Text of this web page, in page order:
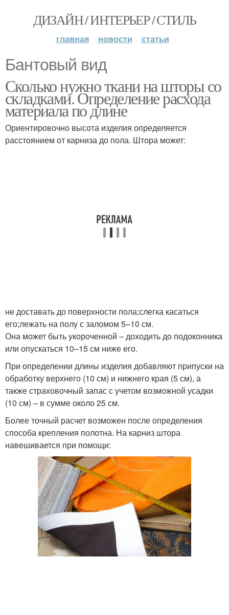
ДИЗАЙН / ИНТЕРЬЕР / СТИЛЬ
главная новости статьи
Бантовый вид
Сколько нужно ткани на шторы со
складками. Определение расхода
материала по длине
Ориентировочно высота изделия определяется
расстоянием от карниза до пола. Штора может:
не доставать до поверхности пола;слегка касаться
его;лежать на полу с заломом 5–10 см.
Она может быть укороченной – доходить до подоконника
или опускаться 10–15 см ниже его.
При определении длины изделия добавляют припуски на
обработку верхнего (10 см) и нижнего края (5 см), а
также страховочный запас с учетом возможной усадки
(10 см) – в сумме около 25 см.
Более точный расчет возможен после определения
способа крепления полотна. На карниз штора
навешивается при помощи: